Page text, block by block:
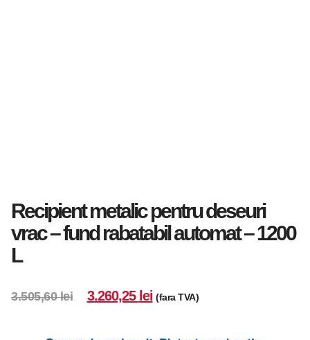
Recipient metalic pentru deseuri
vrac – fund rabatabil automat – 1200
L
3.505,60lei 3.260,25 lei (fara TVA)